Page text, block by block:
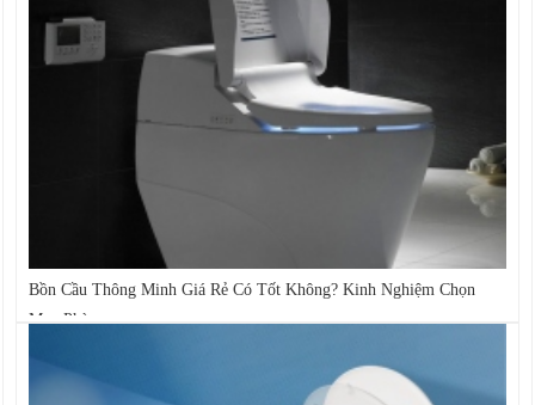
Bồn Cầu Thông Minh Giá Rẻ Có Tốt Không? Kinh Nghiệm Chọn
Mua Phù...